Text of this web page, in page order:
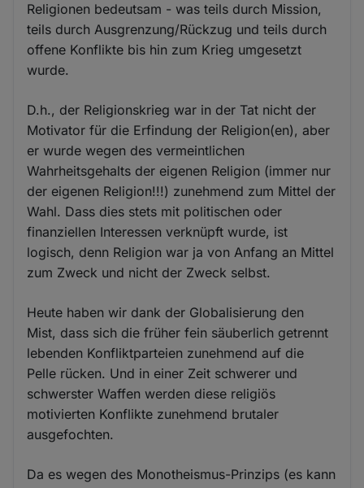
Religionen bedeutsam - was teils durch Mission,
teils durch Ausgrenzung/Rückzug und teils durch
offene Konflikte bis hin zum Krieg umgesetzt
wurde.
D.h., der Religionskrieg war in der Tat nicht der
Motivator für die Erfindung der Religion(en), aber
er wurde wegen des vermeintlichen
Wahrheitsgehalts der eigenen Religion (immer nur
der eigenen Religion!!!) zunehmend zum Mittel der
Wahl. Dass dies stets mit politischen oder
finanziellen Interessen verknüpft wurde, ist
logisch, denn Religion war ja von Anfang an Mittel
zum Zweck und nicht der Zweck selbst.
Heute haben wir dank der Globalisierung den
Mist, dass sich die früher fein säuberlich getrennt
lebenden Konfliktparteien zunehmend auf die
Pelle rücken. Und in einer Zeit schwerer und
schwerster Waffen werden diese religiös
motivierten Konflikte zunehmend brutaler
ausgefochten.
Da es wegen des Monotheismus-Prinzips (es kann